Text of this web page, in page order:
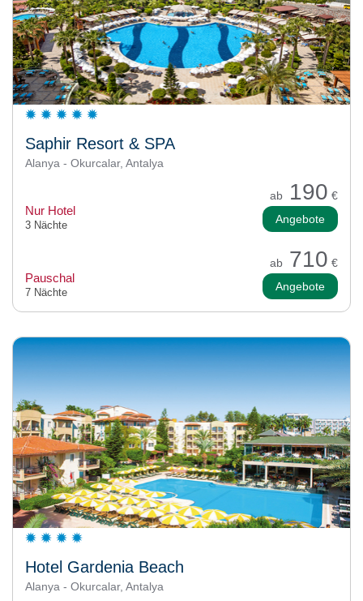
Saphir Resort & SPA
Alanya - Okurcalar, Antalya
ab 190 €
Nur Hotel
3 Nächte Angebote
ab 710 €
Pauschal
7 Nächte Angebote
Hotel Gardenia Beach
Alanya - Okurcalar, Antalya